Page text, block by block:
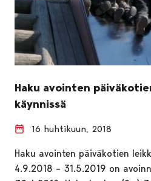
Haku avointen
käynnissä
16 huhtikuun, 2018
Haku avointen päiväkotien
4.9.2018 – 31.5.2019 on